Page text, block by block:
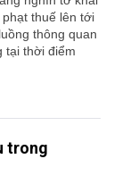
thuế lên tới
thông quan
tại thời điểm
trong